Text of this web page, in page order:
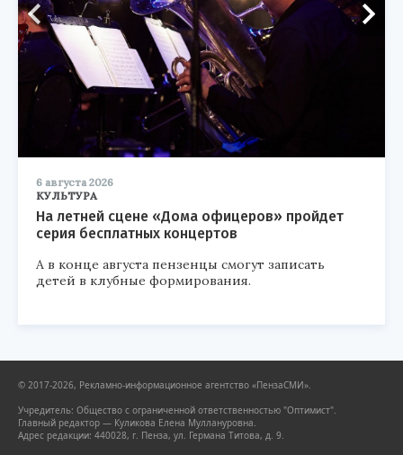
6 августа 2026
КУЛЬТУРА
На летней сцене «Дома офицеров» пройдет
серия бесплатных концертов
А в конце августа пензенцы смогут записать
детей в клубные формирования.
© 2017-2026, Рекламно-информационное агентство «ПензаСМИ».
Учредитель: Общество с ограниченной ответственностью "Оптимист".
Главный редактор — Куликова Елена Муллануровна.
Адрес редакции: 440028, г. Пенза, ул. Германа Титова, д. 9.